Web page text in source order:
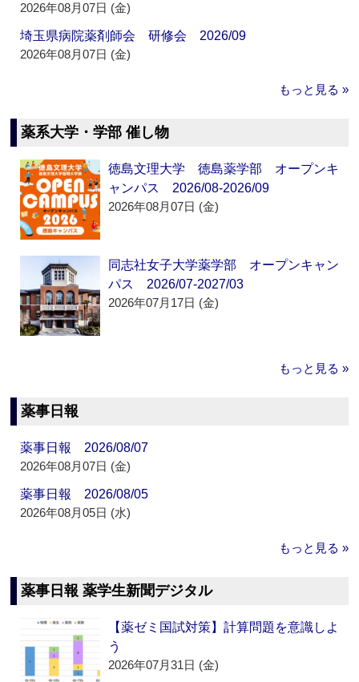
2026年08月07日 (金)
埼玉県病院薬剤師会 研修会 2026/09
2026年08月07日 (金)
もっと見る »
薬系大学・学部 催し物
徳島文理大学 徳島薬学部 オープンキ
ャンパス 2026/08-2026/09
2026年08月07日 (金)
同志社女子大学薬学部 オープンキャン
パス 2026/07-2027/03
2026年07月17日 (金)
もっと見る »
薬事日報
薬事日報 2026/08/07
2026年08月07日 (金)
薬事日報 2026/08/05
2026年08月05日 (水)
もっと見る »
薬事日報 薬学生新聞デジタル
【薬ゼミ国試対策】計算問題を意識しよ
う
2026年07月31日 (金)